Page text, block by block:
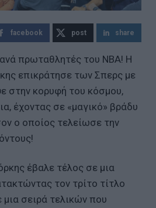
facebook post share
πρωταθλητές του NBA! Η
επικράτησε των Σπερς με
στην κορυφή του κόσμου,
έχοντας σε «μαγικό» βράδυ
ο οποίος τελείωσε την
έβαλε τέλος σε μια
τον τρίτο τίτλο
μια σειρά τελικών που